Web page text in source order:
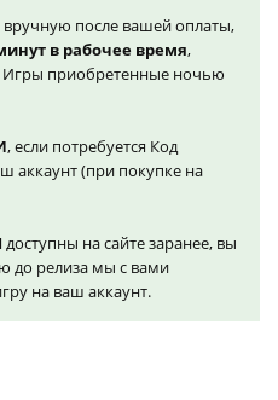
после вашей оплаты,
в рабочее время,
Игры приобретенные ночью
, если потребуется Код
аккаунт (при покупке на
доступны на сайте заранее, вы
до релиза мы с вами
на ваш аккаунт.